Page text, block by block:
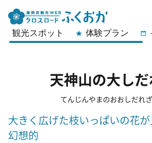
観光スポット 体験プラン
天神山の大し
てんじんやまのおおしだれ
大きく広げた枝いっぱいの花
幻想的